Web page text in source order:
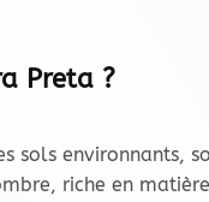
Preta ?
sols environnants,
riche en